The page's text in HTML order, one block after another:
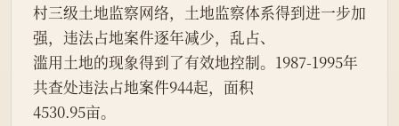
村三级土地监察网络，土地监察体系得到进一步加
强，违法占地案件逐年减少，乱占、
滥用土地的现象得到了有效地控制。1987-1995年
共查处违法占地案件944起，面积
4530.95亩。